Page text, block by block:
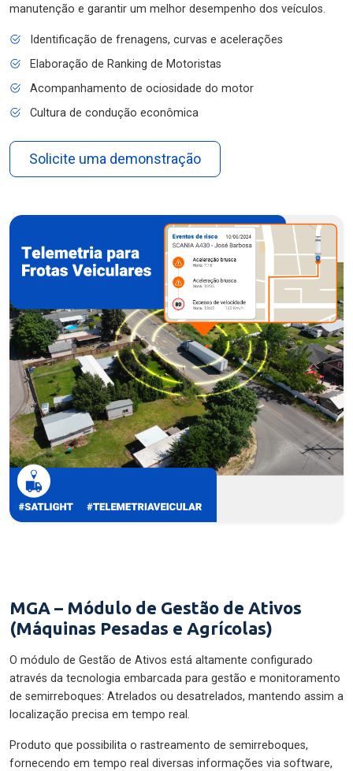
manutenção e garantir um melhor desempenho dos veículos.
Identificação de frenagens, curvas e acelerações
Elaboração de Ranking de Motoristas
Acompanhamento de ociosidade do motor
Cultura de condução econômica
Solicite uma demonstração
MGA – Módulo de Gestão de Ativos
(Máquinas Pesadas e Agrícolas)
O módulo de Gestão de Ativos está altamente configurado
através da tecnologia embarcada para gestão e monitoramento
de semirreboques: Atrelados ou desatrelados, mantendo assim a
localização precisa em tempo real.
Produto que possibilita o rastreamento de semirreboques,
fornecendo em tempo real diversas informações via software,